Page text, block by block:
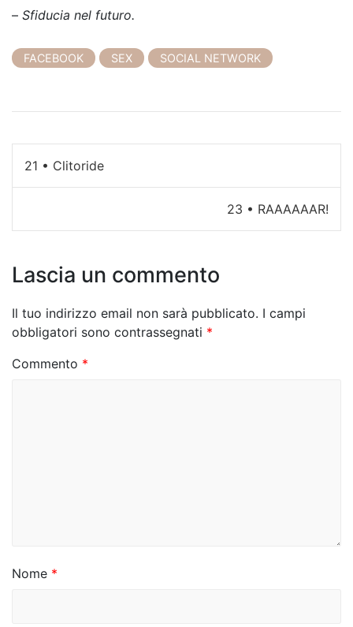
– Sfiducia nel futuro.
FACEBOOK SEX SOCIAL NETWORK
N
a
g
a
z
i
i
21 • Clitoride
23 • RAAAAAAR!
Lascia un commento
Il tuo indirizzo email non sarà pubblicato. I campi
obbligatori sono contrassegnati *
Commento *
Nome *